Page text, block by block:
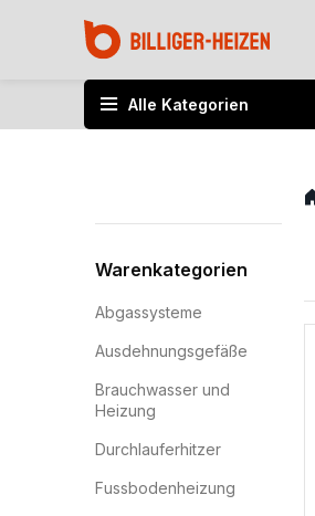
Alle Kategorien
Warenkategorien
Abgassysteme
Ausdehnungsgefäße
Brauchwasser und
Heizung
Durchlauferhitzer
Fussbodenheizung